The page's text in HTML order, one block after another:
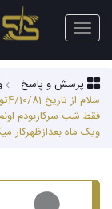
Toggle
navigation
پرسش و پاسخ
ویک ماه بعدازظهرکار میکردم